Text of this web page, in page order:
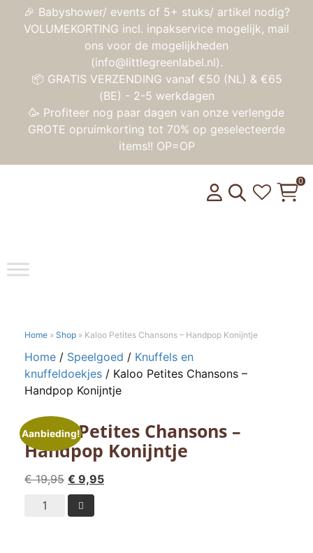
🎉 Babyshower/ events of 5+ stuks/ artikel nodig?
VOLUMEKORTING incl. inpakservice mogelijk, mail
ons voor de mogelijkheden
(info@littlegreenlabel.nl).
📦 GRATIS VERZENDING vanaf €50 (NL) & €65
(BE) - 2-5 werkdagen
🥳 Profiteer nog paar dagen van onze verlengde
GROTE opruimkorting tot 70% op geselecteerde
items!! OP=OP
Toggle
0
Home » Shop » Kaloo Petites Chansons – Handpop Konijntje
Home / Speelgoed / Knuffels en
knuffeldoekjes / Kaloo Petites Chansons –
Handpop Konijntje
Aanbieding!
Kaloo Petites Chansons –
Handpop Konijntje
€19,95 Oorspronkelijke
prijs
was:
€ 9,95Huidige
Kaloo
